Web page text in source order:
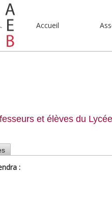
Accueil
et élèves du
: